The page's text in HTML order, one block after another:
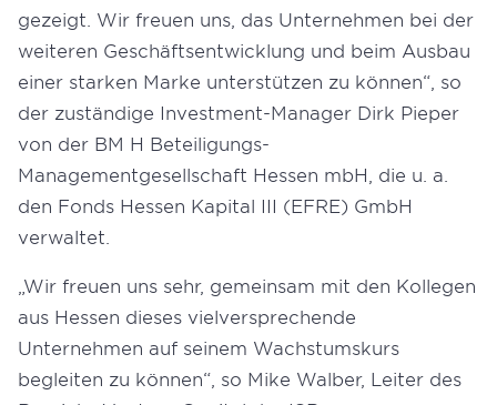
gezeigt. Wir freuen uns, das Unternehmen bei der
weiteren Geschäftsentwicklung und beim Ausbau
einer starken Marke unterstützen zu können“, so
der zuständige Investment-Manager Dirk Pieper
von der BM H Beteiligungs-
Managementgesellschaft Hessen mbH, die u. a.
den Fonds Hessen Kapital III (EFRE) GmbH
verwaltet.
„Wir freuen uns sehr, gemeinsam mit den Kollegen
aus Hessen dieses vielversprechende
Unternehmen auf seinem Wachstumskurs
begleiten zu können“, so Mike Walber, Leiter des